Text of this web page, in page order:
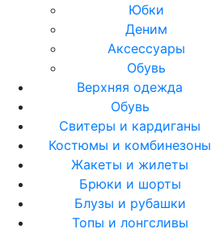
Юбки
Деним
Аксессуары
Обувь
Верхняя одежда
Обувь
Свитеры и кардиганы
Костюмы и комбинезоны
Жакеты и жилеты
Брюки и шорты
Блузы и рубашки
Топы и лонгсливы